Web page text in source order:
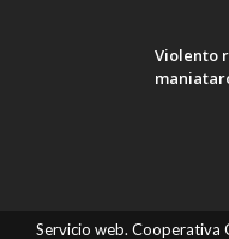
Violento
Servicio web. Cooperativa